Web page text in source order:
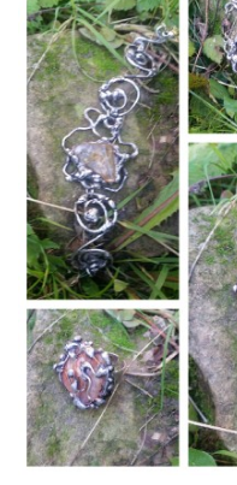
NĚCO O ATELIÉRU GMODE
JOALIS CÍLENÁ
JAKÉ TEXTILNÍ ZBOŽÍ U
JAK PEČOVAT O BATIKU
BATIKA A MALBA /
DIADÉMKA / POKRÝVKA
RECEPT NA ŠŤASTNÝ